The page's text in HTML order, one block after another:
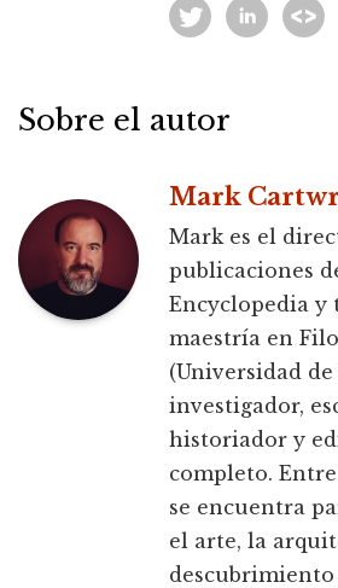
Sobre el autor
Mark
Mark es el
publicaciones
Encyclopedia y
maestría en
(Universidad de
investigador,
historiador y
completo.
se encuentra
el arte, la
descubrimiento